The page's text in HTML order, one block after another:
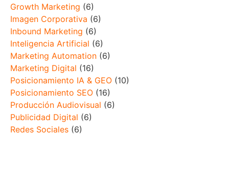
Growth Marketing (6)
Imagen Corporativa (6)
Inbound Marketing (6)
Inteligencia Artificial (6)
Marketing Automation (6)
Marketing Digital (16)
Posicionamiento IA & GEO (10)
Posicionamiento SEO (16)
Producción Audiovisual (6)
Publicidad Digital (6)
Redes Sociales (6)